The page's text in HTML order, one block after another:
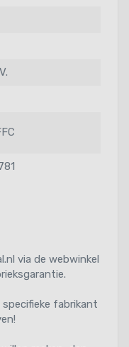
via de webwinkel
fabrikant